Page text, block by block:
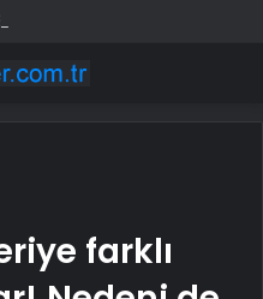
farklı